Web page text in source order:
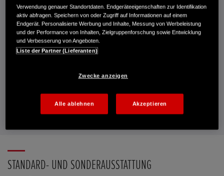
Route planen
Händlerbestand anzeigen
Händler kontaktieren
E-MAIL-ANFRAGE
PROBEFAHRT VEREINBAREN
STANDARD- UND SONDERAUSSTATTUNG
Verwendung genauer Standortdaten. Endgeräteeigenschaften zur Identifikation
aktiv abfragen. Speichern von oder Zugriff auf Informationen auf einem
Endgerät. Personalisierte Werbung und Inhalte, Messung von Werbeleistung
und der Performance von Inhalten, Zielgruppenforschung sowie Entwicklung
und Verbesserung von Angeboten.
Liste der Partner (Lieferanten)
Zwecke anzeigen
Alle ablehnen Akzeptieren